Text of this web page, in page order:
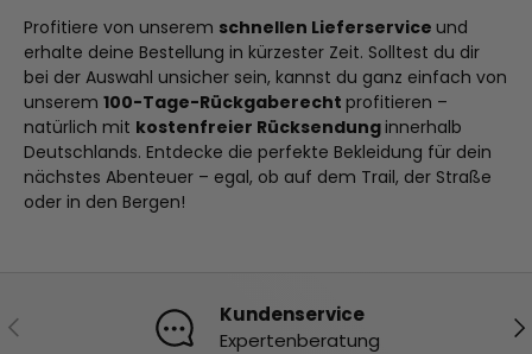
Profitiere von unserem schnellen Lieferservice und
erhalte deine Bestellung in kürzester Zeit. Solltest du dir
bei der Auswahl unsicher sein, kannst du ganz einfach von
unserem 100-Tage-Rückgaberecht profitieren –
natürlich mit kostenfreier Rücksendunginnerhalb
Deutschlands. Entdecke die perfekte Bekleidung für dein
nächstes Abenteuer – egal, ob auf dem Trail, der Straße
oder in den Bergen!
Vorherige
Kundenservice
Expertenberatung